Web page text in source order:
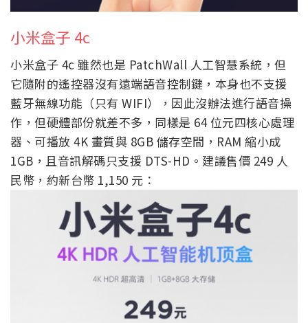
小米盒子 4c
小米盒子 4c 雖然也是 PatchWall 人工智慧系統，但
它隨附的遙控器沒有遠端語音控制鍵，本身也不支援
藍牙無線功能（只有 WIFI），因此沒辦法進行語音操
作，但硬體部份就差不多，同樣是 64 位元四核心處理
器、可播放 4K 畫質與 8GB 儲存空間，RAM 縮小成
1GB，且音訊解碼只支援 DTS-HD。建議售價 249 人
民幣，約新台幣 1,150 元：